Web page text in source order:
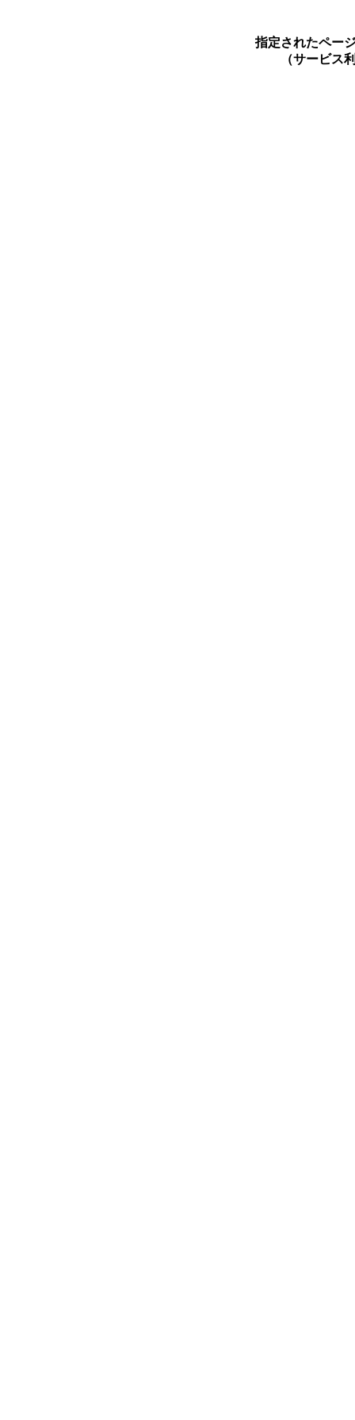
指定されたペー
（サービス